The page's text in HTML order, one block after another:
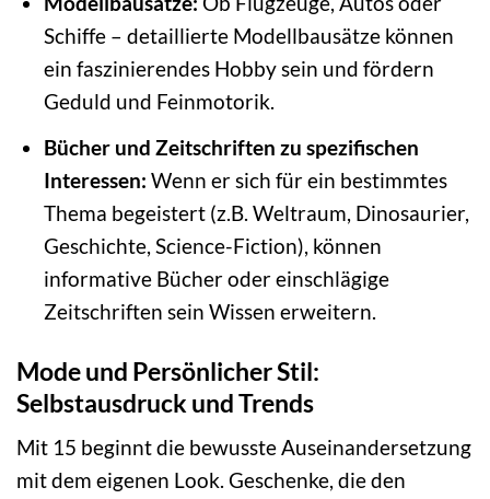
Schiffe – detaillierte Modellbausätze können
ein faszinierendes Hobby sein und fördern
Geduld und Feinmotorik.
Bücher und Zeitschriften zu spezifischen
Interessen: Wenn er sich für ein bestimmtes
Thema begeistert (z.B. Weltraum, Dinosaurier,
Geschichte, Science-Fiction), können
informative Bücher oder einschlägige
Zeitschriften sein Wissen erweitern.
Mode und Persönlicher Stil:
Selbstausdruck und Trends
Mit 15 beginnt die bewusste Auseinandersetzung
mit dem eigenen Look. Geschenke, die den